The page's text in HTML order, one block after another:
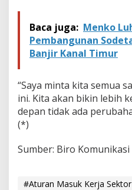
Baca juga: Menko
Pembangunan
Banjir Kanal Timur
“Saya minta kita semua
ini. Kita akan bikin lebih
depan tidak ada
(*)
Sumber: Biro
#Aturan Masuk Kerja